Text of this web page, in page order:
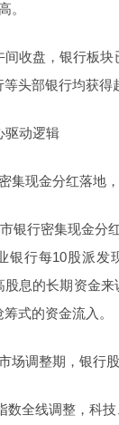
。
间收盘，银行板
等头部银行均获
驱动逻辑
集现金分红落地
银行密集现金分
银行每10股派发
股息的长期资金
式的资金流入。
场调整期，银行
数全线调整，科